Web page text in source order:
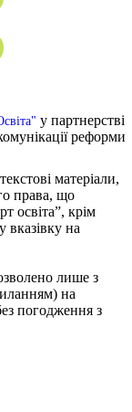
у партнерстві
реформи
матеріали,
права, що
освіта”, крім
вказівку на
лише з
на
погодження з